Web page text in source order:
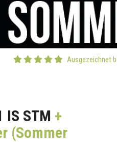
Ausgezeichnet
IS STM +
(Sommer